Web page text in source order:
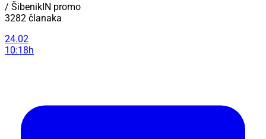
/ ŠibenikIN promo
3282 članaka
24.02
10:18h